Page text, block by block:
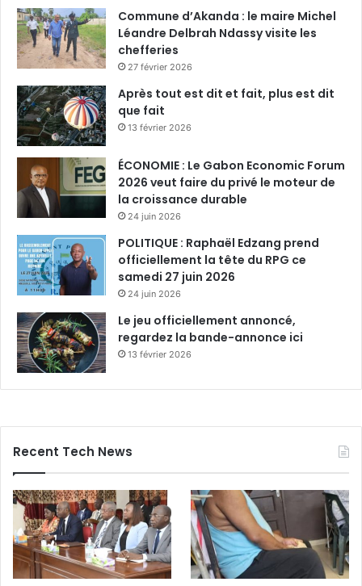
Commune d’Akanda : le maire Michel
Léandre Delbrah Ndassy visite les
chefferies
27 février 2026
Après tout est dit et fait, plus est dit
que fait
13 février 2026
ÉCONOMIE : Le Gabon Economic Forum
2026 veut faire du privé le moteur de
la croissance durable
24 juin 2026
POLITIQUE : Raphaël Edzang prend
officiellement la tête du RPG ce
samedi 27 juin 2026
24 juin 2026
Le jeu officiellement annoncé,
regardez la bande-annonce ici
13 février 2026
Recent Tech News